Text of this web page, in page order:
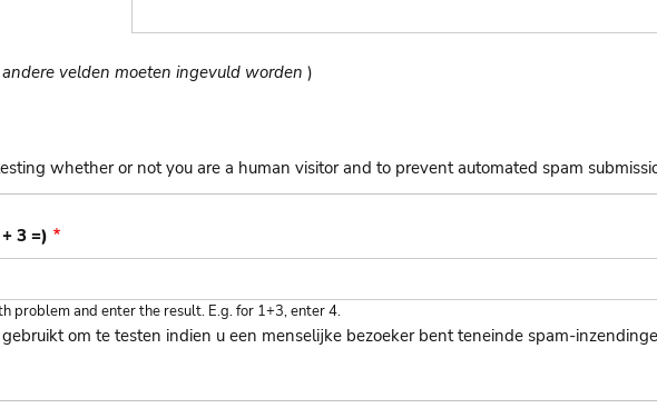
velden moeten ingevuld worden )
whether or not you are a human visitor and to prevent automated spam
3 =)
problem and enter the result. E.g. for 1+3, enter 4.
om te testen indien u een menselijke bezoeker bent teneinde spam-